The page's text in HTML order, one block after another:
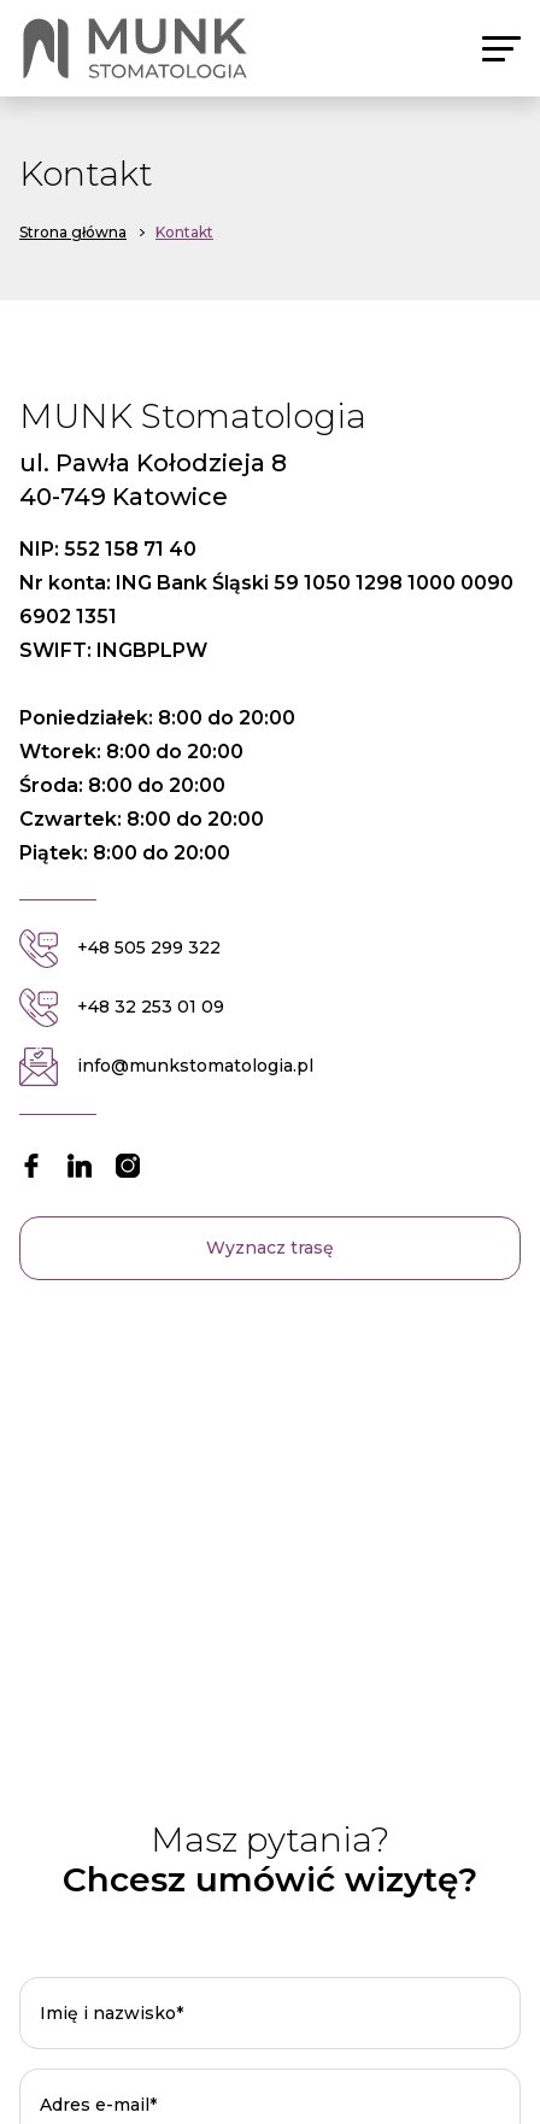
Kontakt
Strona główna Kontakt
MUNK Stomatologia
ul. Pawła Kołodzieja 8
40-749 Katowice
NIP: 552 158 71 40
Nr konta: ING Bank Śląski 59 1050 1298 1000 0090
6902 1351
SWIFT: INGBPLPW
Poniedziałek: 8:00 do 20:00
Wtorek: 8:00 do 20:00
Środa: 8:00 do 20:00
Czwartek: 8:00 do 20:00
Piątek: 8:00 do 20:00
+48 505 299 322
+48 32 253 01 09
info@munkstomatologia.pl
Wyznacz trasę
Masz pytania?
Chcesz umówić wizytę?